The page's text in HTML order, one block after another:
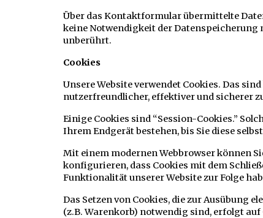
Über das Kontaktformular übermittelte
keine Notwendigkeit der
unberührt.
Cookies
Unsere Website verwendet Cookies. Das
nutzerfreundlicher, effektiver und sicherer
Einige Cookies sind “Session-Cookies.”
Ihrem Endgerät bestehen, bis Sie diese
Mit einem modernen Webbrowser können
konfigurieren, dass Cookies mit dem
Funktionalität unserer Website zur Folge
Das Setzen von Cookies, die zur
(z.B. Warenkorb) notwendig sind, erfolgt auf